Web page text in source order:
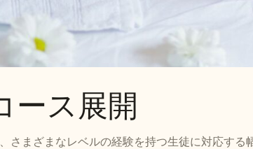
ース展開
さまざまなレベルの経験を持つ生徒に対応する